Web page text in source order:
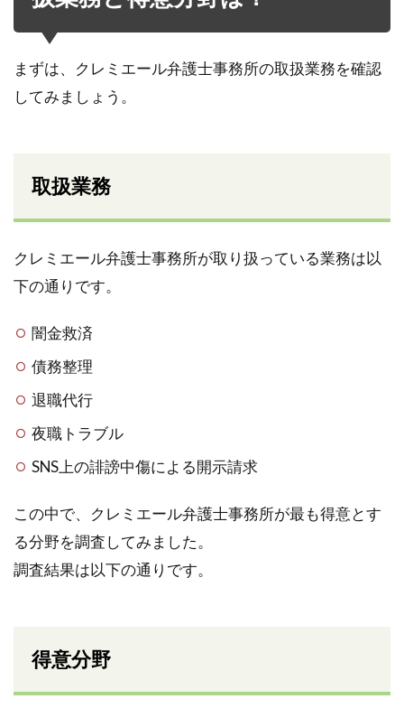
まずは、クレミエール弁護士事務所の取扱業務を確認
してみましょう。
取扱業務
クレミエール弁護士事務所が取り扱っている業務は以
下の通りです。
闇金救済
債務整理
退職代行
夜職トラブル
SNS上の誹謗中傷による開示請求
この中で、クレミエール弁護士事務所が最も得意とす
る分野を調査してみました。
調査結果は以下の通りです。
得意分野